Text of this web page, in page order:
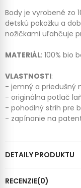
Body je vyrobené zo
detskú pokožku a
nožičkami uľahčuje
MATERIÁL: 100% bio
VLASTNOSTI:
- jemný a priedušný
- originálna potlač
- pohodlný strih pre
- zapínanie na
DETAILY PRODUKTU
RECENZIE(0)